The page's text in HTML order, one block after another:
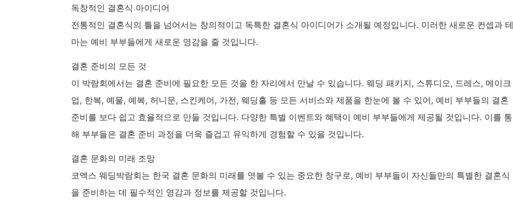
독창적인 결혼식 아이디어
전통적인 결혼식의 틀을 넘어서는 창의적이고 독특한 결혼식 아이디어가 소개될 예정입니다. 이러한 새로운 컨셉과 테
마는 예비 부부들에게 새로운 영감을 줄 것입니다.
결혼 준비의 모든 것
이 박람회에서는 결혼 준비에 필요한 모든 것을 한 자리에서 만날 수 있습니다. 웨딩 패키지, 스튜디오, 드레스, 메이크
업, 한복, 예물, 예복, 허니문, 스킨케어, 가전, 웨딩홀 등 모든 서비스와 제품을 한눈에 볼 수 있어, 예비 부부들의 결혼
준비를 보다 쉽고 효율적으로 만들 것입니다. 다양한 특별 이벤트와 혜택이 예비 부부들에게 제공될 것입니다. 이를 통
해 부부들은 결혼 준비 과정을 더욱 즐겁고 유익하게 경험할 수 있을 것입니다.
결혼 문화의 미래 조망
코엑스 웨딩박람회는 한국 결혼 문화의 미래를 엿볼 수 있는 중요한 창구로, 예비 부부들이 자신들만의 특별한 결혼식
을 준비하는 데 필수적인 영감과 정보를 제공할 것입니다.